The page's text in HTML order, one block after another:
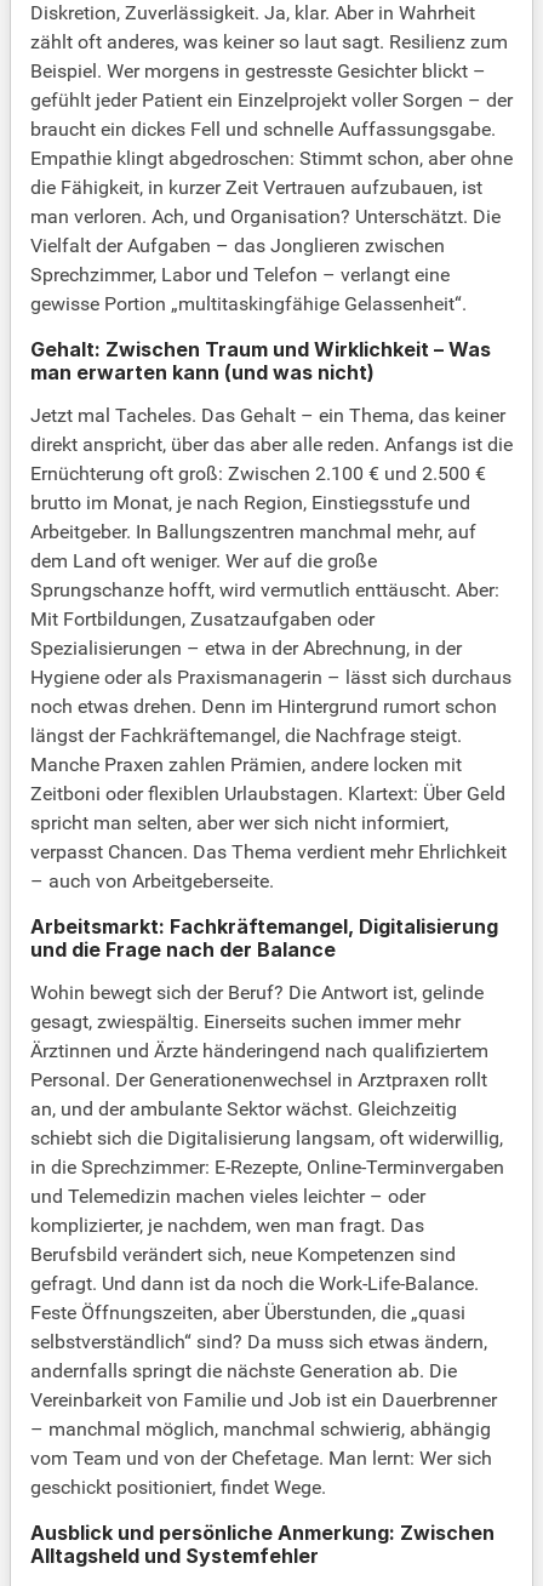
Diskretion, Zuverlässigkeit. Ja, klar. Aber in Wahrheit
zählt oft anderes, was keiner so laut sagt. Resilienz zum
Beispiel. Wer morgens in gestresste Gesichter blickt –
gefühlt jeder Patient ein Einzelprojekt voller Sorgen – der
braucht ein dickes Fell und schnelle Auffassungsgabe.
Empathie klingt abgedroschen: Stimmt schon, aber ohne
die Fähigkeit, in kurzer Zeit Vertrauen aufzubauen, ist
man verloren. Ach, und Organisation? Unterschätzt. Die
Vielfalt der Aufgaben – das Jonglieren zwischen
Sprechzimmer, Labor und Telefon – verlangt eine
gewisse Portion „multitaskingfähige Gelassenheit“.
Gehalt: Zwischen Traum und Wirklichkeit – Was
man erwarten kann (und was nicht)
Jetzt mal Tacheles. Das Gehalt – ein Thema, das keiner
direkt anspricht, über das aber alle reden. Anfangs ist die
Ernüchterung oft groß: Zwischen 2.100 € und 2.500 €
brutto im Monat, je nach Region, Einstiegsstufe und
Arbeitgeber. In Ballungszentren manchmal mehr, auf
dem Land oft weniger. Wer auf die große
Sprungschanze hofft, wird vermutlich enttäuscht. Aber:
Mit Fortbildungen, Zusatzaufgaben oder
Spezialisierungen – etwa in der Abrechnung, in der
Hygiene oder als Praxismanagerin – lässt sich durchaus
noch etwas drehen. Denn im Hintergrund rumort schon
längst der Fachkräftemangel, die Nachfrage steigt.
Manche Praxen zahlen Prämien, andere locken mit
Zeitboni oder flexiblen Urlaubstagen. Klartext: Über Geld
spricht man selten, aber wer sich nicht informiert,
verpasst Chancen. Das Thema verdient mehr Ehrlichkeit
– auch von Arbeitgeberseite.
Arbeitsmarkt: Fachkräftemangel, Digitalisierung
und die Frage nach der Balance
Wohin bewegt sich der Beruf? Die Antwort ist, gelinde
gesagt, zwiespältig. Einerseits suchen immer mehr
Ärztinnen und Ärzte händeringend nach qualifiziertem
Personal. Der Generationenwechsel in Arztpraxen rollt
an, und der ambulante Sektor wächst. Gleichzeitig
schiebt sich die Digitalisierung langsam, oft widerwillig,
in die Sprechzimmer: E-Rezepte, Online-Terminvergaben
und Telemedizin machen vieles leichter – oder
komplizierter, je nachdem, wen man fragt. Das
Berufsbild verändert sich, neue Kompetenzen sind
gefragt. Und dann ist da noch die Work-Life-Balance.
Feste Öffnungszeiten, aber Überstunden, die „quasi
selbstverständlich“ sind? Da muss sich etwas ändern,
andernfalls springt die nächste Generation ab. Die
Vereinbarkeit von Familie und Job ist ein Dauerbrenner
– manchmal möglich, manchmal schwierig, abhängig
vom Team und von der Chefetage. Man lernt: Wer sich
geschickt positioniert, findet Wege.
Ausblick und persönliche Anmerkung: Zwischen
Alltagsheld und Systemfehler